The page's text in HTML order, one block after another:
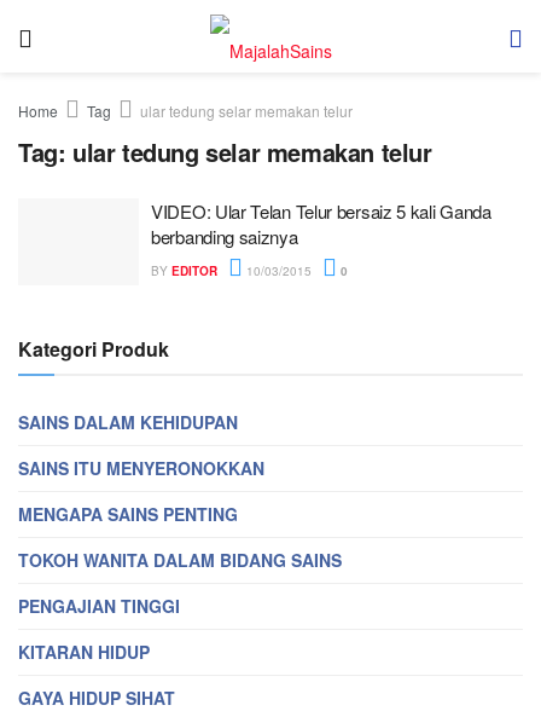
Home Tag ular tedung selar memakan telur
Tag: ular tedung selar memakan telur
VIDEO: Ular Telan Telur bersaiz 5 kali Ganda
berbanding saiznya
BY EDITOR 10/03/2015 0
Kategori Produk
SAINS DALAM KEHIDUPAN
SAINS ITU MENYERONOKKAN
MENGAPA SAINS PENTING
TOKOH WANITA DALAM BIDANG SAINS
PENGAJIAN TINGGI
KITARAN HIDUP
GAYA HIDUP SIHAT